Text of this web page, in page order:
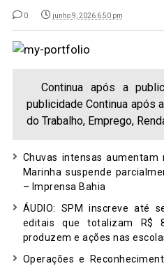
0 junho 9, 2026 6:50 pm
Continua após a
publicidade Continua após
do Trabalho, Emprego,
Chuvas intensas
Marinha suspende
– Imprensa Bahia
ÁUDIO: SPM inscreve até
editais que totalizam R$
produzem e ações nas
Operações e